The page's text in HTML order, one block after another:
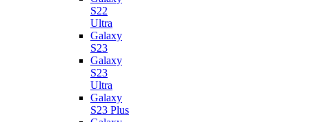
S22
Ultra
Galaxy
S23
Galaxy
S23
Ultra
Galaxy
S23 Plus